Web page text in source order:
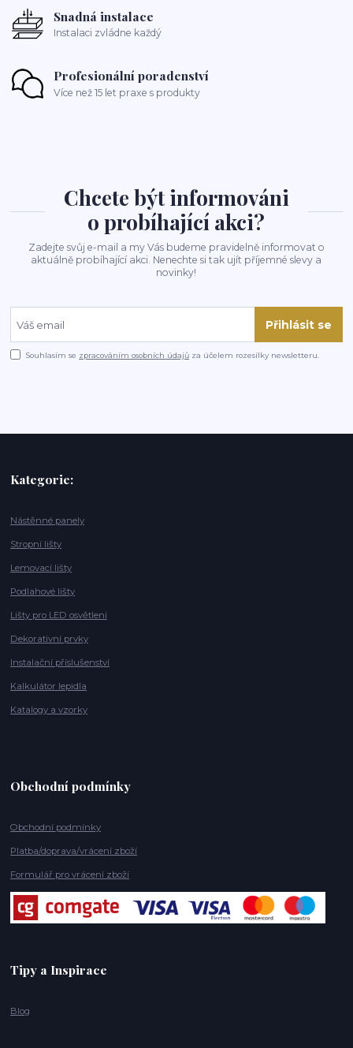
Snadná instalace
Instalaci zvládne každý
Profesionální poradenství
Více než 15 let praxe s produkty
Chcete být informováni
o probíhající akci?
Zadejte svůj e-mail a my Vás budeme pravidelně informovat o
aktuálně probíhající akci. Nenechte si tak ujít příjemné slevy a
novinky!
Přihlásit se
Souhlasím se zpracováním osobních údajů za účelem rozesílky newsletteru.
Kategorie:
Nástěnné panely
Stropní lišty
Lemovací lišty
Podlahové lišty
Lišty pro LED osvětlení
Dekorativní prvky
Instalační příslušenství
Kalkulátor lepidla
Katalogy a vzorky
Obchodní podmínky
Obchodní podmínky
Platba/doprava/vrácení zboží
Formulář pro vrácení zboží
Tipy a Inspirace
Blog